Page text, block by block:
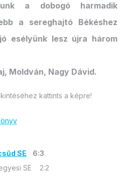
a dobogó harmadik
a sereghajtó Békéshez
esélyünk lesz újra három
Moldván, Nagy Dávid.
kattints a képre!
SE 6:3
SE 2:2